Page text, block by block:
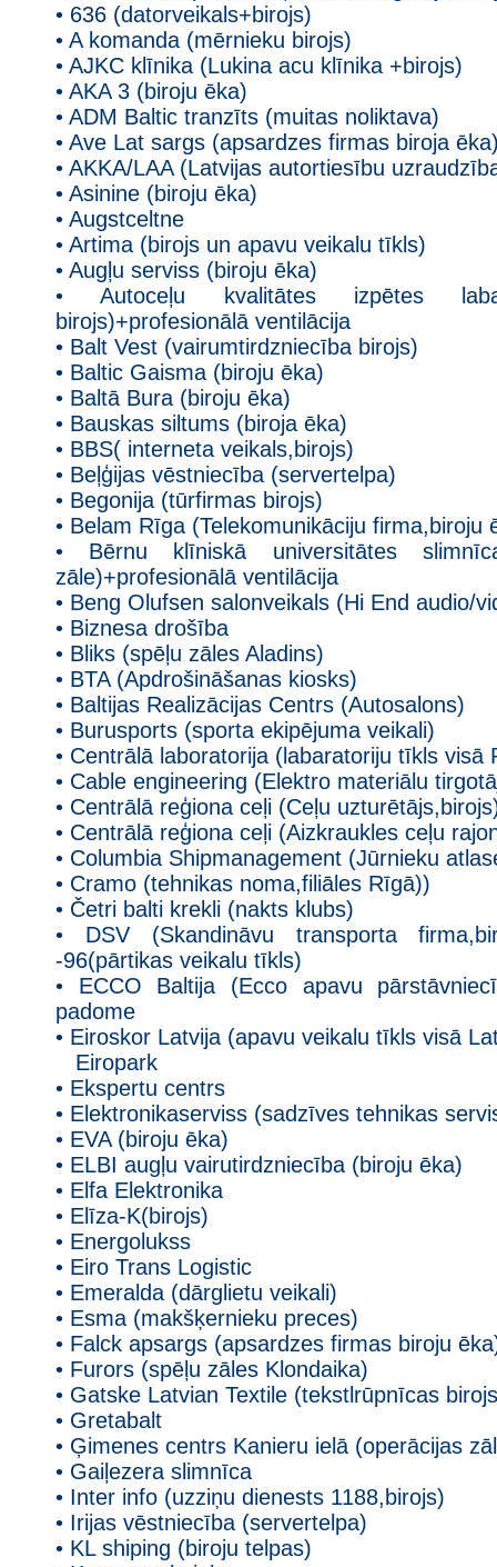
• 636 (datorveikals+birojs)
• A komanda (mērnieku birojs)
• AJKC klīnika (Lukina acu klīnika +birojs)
• AKA 3 (biroju ēka)
• ADM Baltic tranzīts (muitas noliktava)
• Ave Lat sargs (apsardzes firmas biroja
• AKKA/LAA (Latvijas autortiesību
• Asinine (biroju ēka)
• Augstceltne
• Artima (birojs un apavu veikalu tīkls)
• Augļu serviss (biroju ēka)
• Autoceļu kvalitātes izpētes
birojs)+profesionālā ventilācija
• Balt Vest (vairumtirdzniecība birojs)
• Baltic Gaisma (biroju ēka)
• Baltā Bura (biroju ēka)
• Bauskas siltums (biroja ēka)
• BBS( interneta veikals,birojs)
• Beļģijas vēstniecība (servertelpa)
• Begonija (tūrfirmas birojs)
• Belam Rīga (Telekomunikāciju firma,biroju
• Bērnu klīniskā universitātes
zāle)+profesionālā ventilācija
• Beng Olufsen salonveikals (Hi End audio/
• Biznesa drošība
• Bliks (spēļu zāles Aladins)
• BTA (Apdrošināšanas kiosks)
• Baltijas Realizācijas Centrs (Autosalons)
• Burusports (sporta ekipējuma veikali)
• Centrālā laboratorija (labaratoriju tīkls visā
• Cable engineering (Elektro materiālu
• Centrālā reģiona ceļi (Ceļu
• Centrālā reģiona ceļi (Aizkraukles ceļu
• Columbia Shipmanagement (Jūrnieku
• Cramo (tehnikas noma,filiāles Rīgā))
• Četri balti krekli (nakts klubs)
• DSV (Skandināvu transporta
-96(pārtikas veikalu tīkls)
• ECCO Baltija (Ecco apavu
padome
• Eiroskor Latvija (apavu veikalu tīkls visā
Eiropark
• Ekspertu centrs
• Elektronikaserviss (sadzīves tehnikas
• EVA (biroju ēka)
• ELBI augļu vairutirdzniecība (biroju ēka)
• Elfa Elektronika
• Elīza-K(birojs)
• Energolukss
• Eiro Trans Logistic
• Emeralda (dārglietu veikali)
• Esma (makšķernieku preces)
• Falck apsargs (apsardzes firmas biroju
• Furors (spēļu zāles Klondaika)
• Gatske Latvian Textile (tekstlrūpnīcas
• Gretabalt
• Ģimenes centrs Kanieru ielā (operācijas
• Gaiļezera slimnīca
• Inter info (uzziņu dienests 1188,birojs)
• Irijas vēstniecība (servertelpa)
• KL shiping (biroju telpas)